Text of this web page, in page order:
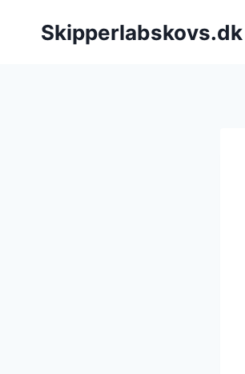
Skipperlabskovs.dk